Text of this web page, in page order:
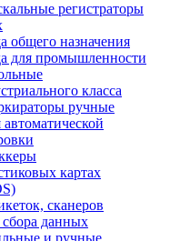
регистраторы
общего назначения
для промышленности
класса
ручные
картах
сканеров
данных